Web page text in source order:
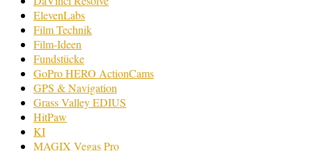
ElevenLabs
Film Technik
Film-Ideen
Fundstücke
GoPro HERO ActionCams
GPS & Navigation
Grass Valley EDIUS
HitPaw
KI
MAGIX Vegas Pro